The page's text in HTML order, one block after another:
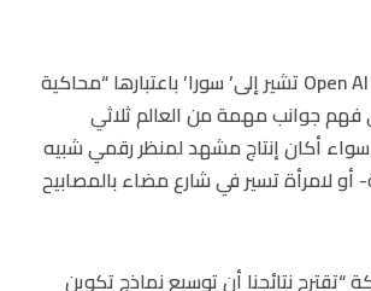
في الواقع شركة Open AI تشير إلى’ سورا’ باعتبارها “محاكية
فهم جوانب مهمة من العالم ثلاثي
سواء أكان إنتاج مشهد لمنظر رقمي شبيه
أو لامرأة تسير في شارع مضاء بالمصابيح
“تقترح نتائجنا أن توسيع نماذج تكوين